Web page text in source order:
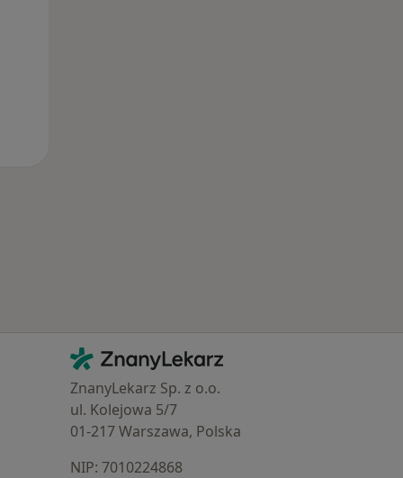
Kontakt
ZnanyLekarz - Strona główna
ZnanyLekarz Sp. z o.o.
ul. Kolejowa 5/7
01-217 Warszawa, Polska
NIP: ⁠7010224868